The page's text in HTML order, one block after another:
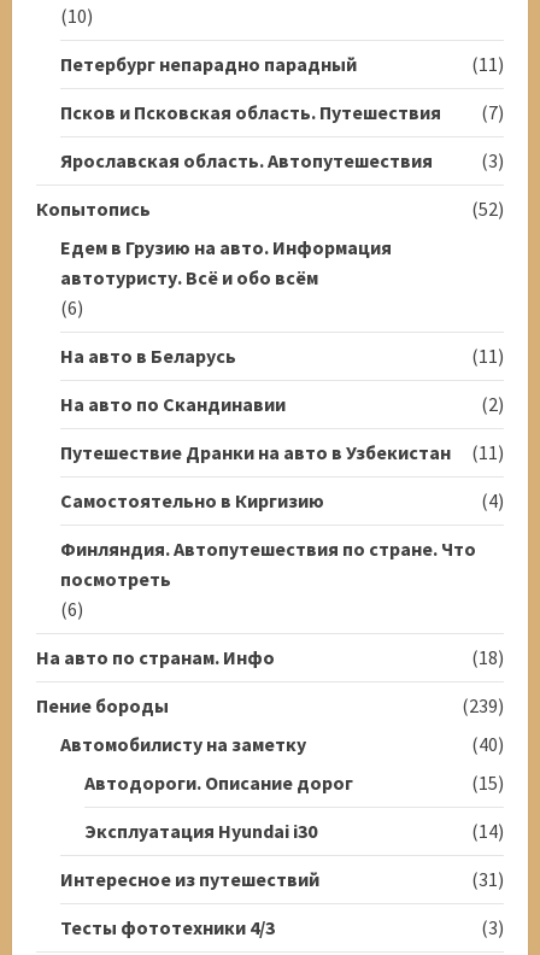
(10)
Петербург непарадно парадный
(11)
Псков и Псковская область. Путешествия
(7)
Ярославская область. Автопутешествия
(3)
Копытопись
(52)
Едем в Грузию на авто. Информация
автотуристу. Всё и обо всём
(6)
На авто в Беларусь
(11)
На авто по Скандинавии
(2)
Путешествие Дранки на авто в Узбекистан
(11)
Самостоятельно в Киргизию
(4)
Финляндия. Автопутешествия по стране. Что
посмотреть
(6)
На авто по странам. Инфо
(18)
Пение бороды
(239)
Автомобилисту на заметку
(40)
Автодороги. Описание дорог
(15)
Эксплуатация Hyundai i30
(14)
Интересное из путешествий
(31)
Тесты фототехники 4/3
(3)